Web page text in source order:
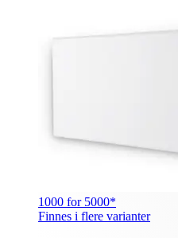
1000 for 5000*
Finnes i flere varianter